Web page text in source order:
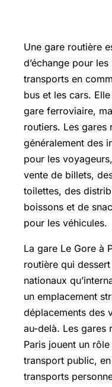
Une gare routière
d’échange pour
transports en
bus et les cars.
gare ferroviaire,
routiers. Les gares
généralement des
pour les
vente de billets,
toilettes, des
boissons et de
pour les véhicules.
La gare Le Gore à
routière qui
nationaux
un emplacement
déplacements des
au-delà. Les gares
Paris jouent un
transport public,
transports